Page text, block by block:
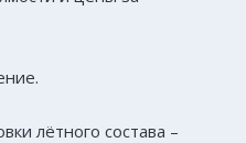
лётного состава –